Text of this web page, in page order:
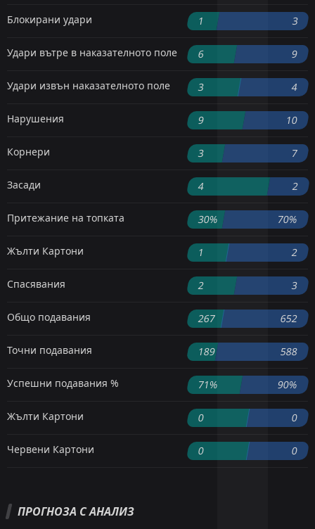
Блокирани удари 1 3
Удари вътре в наказателното поле 6 9
Удари извън наказателното поле 3 4
Нарушения 9 10
Корнери 3 7
Засади 4 2
Притежание на топката 30% 70%
Жълти Картони 1 2
Спасявания 2 3
Общо подавания 267 652
Точни подавания 189 588
Успешни подавания % 71% 90%
Жълти Картони 0 0
Червени Картони 0 0
ПРОГНОЗА С АНАЛИЗ